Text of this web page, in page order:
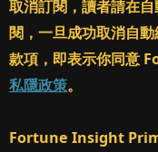
取消訂閱，讀者請在
閱，一旦成功取消自
款項，即表示你同意
私隱政策。
Fortune Insight